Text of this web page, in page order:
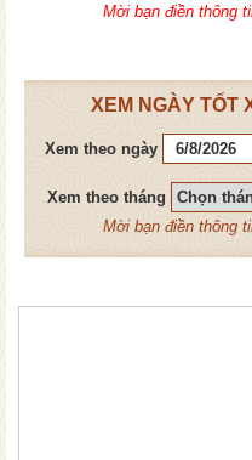
Mời bạn điền thông
XEM NGÀY TỐT
Xem theo ngày
Xem theo tháng
Mời bạn điền thông